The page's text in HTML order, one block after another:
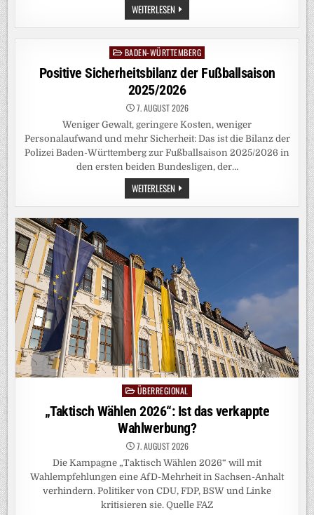
WEITERLESEN FORSCHUNG
IN
DEN
MURMELTIERE
AUF
ONLYFANS
PostedBADEN-WÜRTTEMBERG
Positive Sicherheitsbilanz der Fußballsaison
2025/2026
7. AUGUST 2026
Weniger Gewalt, geringere Kosten, weniger
Personalaufwand und mehr Sicherheit: Das ist die Bilanz der
Polizei Baden-Württemberg zur Fußballsaison 2025/2026 in
den ersten beiden Bundesligen, der…
WEITERLESEN POSITIVE
SICHERHEITSBILANZ
DER
Posted
in
ÜBERREGIONAL
„Taktisch Wählen 2026“: Ist das verkappte
Wahlwerbung?
7. AUGUST 2026
Die Kampagne „Taktisch Wählen 2026“ will mit
Wahlempfehlungen eine AfD-Mehrheit in Sachsen-Anhalt
verhindern. Politiker von CDU, FDP, BSW und Linke
kritisieren sie. Quelle FAZ